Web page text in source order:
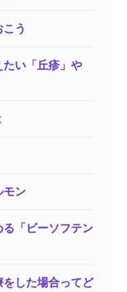
う
い「丘疹」や
モン
「ビーソフテン
した場合ってど